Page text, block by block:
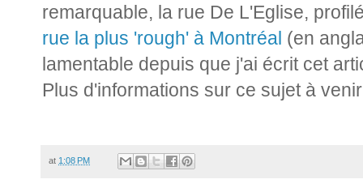
remarquable, la rue De L'Eglise,
rue la plus 'rough' à Montréal (en
lamentable depuis que j'ai écrit cet
Plus d'informations sur ce sujet à
at 1:08 PM